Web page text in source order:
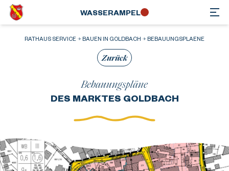
WASSER­AMPEL
Zurück
RATHAUS SERVICE BAUEN IN GOLDBACH BEBAUUNGSPLAENE
Bebauungspläne
DES MARKTES GOLDBACH